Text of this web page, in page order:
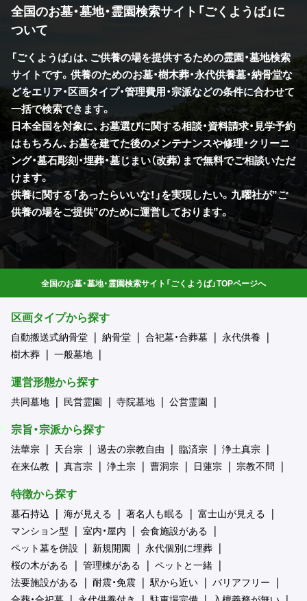
全国のお墓・墓地・霊園検索サイト「ごくようば」に
ついて
「ごくようば」は、ご供養の場を提供するための霊園・墓地検索
サイトです。供養のためのお墓・樹木葬・永代供養墓・納骨堂な
どをエリア・区画タイプ・管理費用・宗派などの条件に合わせて
一括で検索できます。
日本全国を対象に、お墓選びに関する相談・資料請求・見学予約
はもちろん、お墓を建てた後のメンテナンスや修理・クリーニ
ング・墓石彫刻・埋葬・墓じまい（改葬）まで無料でご相談いただ
けます。
供養に関する「あったらいいな！」を実現したい。九曜社が”ご
供養の場をご提供”のために運営しております。
全国のお墓・墓地・霊園検索サイト「ごくようば」TOPページへ
区画タイプから探す
自動搬送式納骨堂 納骨堂 合祀墓・合葬墓
永代供養
樹木葬
一般墓地
運営形態から探す
共同墓地 民営霊園 寺院墓地 公営霊園
宗旨・宗派から探す
法華宗 天台宗 過去の宗教自由 臨済宗
浄土真宗
在来仏教
真言宗 浄土宗 曹洞宗 日蓮宗 宗教不問
特徴から探す
墓石持込 海が見える 著名人も眠る
富士山が見える
マンション型
室内・屋内
会食施設がある
ペット墓を併設
新規開園
永代個別に埋葬
桜の木がある
管理棟がある
ペットと一緒
法要施設がある
耐震・免震 駅から近い
バリアフリー